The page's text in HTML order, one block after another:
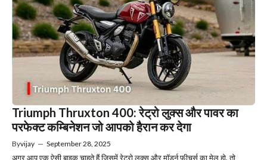
Triumph Thruxton 400: रेट्रो लुक्स और पावर का
परफेक्ट कम्बिनेशन जो आपको हैरान कर देगा
Byvijay — September 28, 2025
अगर आप एक ऐसी बाइक चाहते हैं जिसमें रेट्रो लुक्स और मॉडर्न फीचर्स का मेल हो, तो